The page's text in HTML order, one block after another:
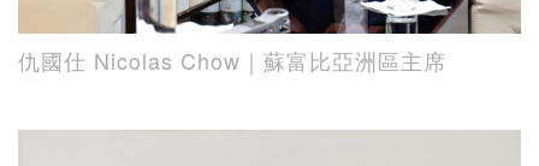
仇國仕 Nicolas Chow｜蘇富比亞洲區主席